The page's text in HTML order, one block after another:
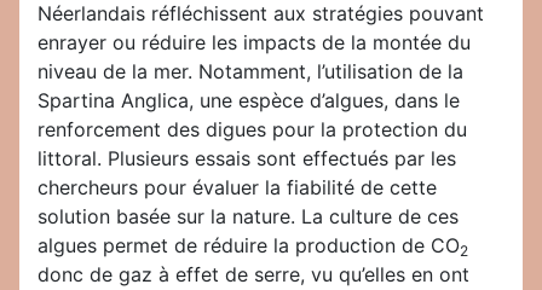
Néerlandais réfléchissent aux stratégies pouvant
enrayer ou réduire les impacts de la montée du
niveau de la mer. Notamment, l’utilisation de la
Spartina Anglica, une espèce d’algues, dans le
renforcement des digues pour la protection du
littoral. Plusieurs essais sont effectués par les
chercheurs pour évaluer la fiabilité de cette
solution basée sur la nature. La culture de ces
algues permet de réduire la production de CO2
donc de gaz à effet de serre, vu qu’elles en ont